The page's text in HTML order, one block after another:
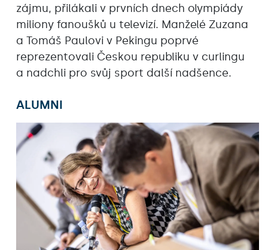
zájmu, přilákali v prvních dnech olympiády
miliony fanoušků u televizí. Manželé Zuzana
a Tomáš Paulovi v Pekingu poprvé
reprezentovali Českou republiku v curlingu
a nadchli pro svůj sport další nadšence.
ALUMNI